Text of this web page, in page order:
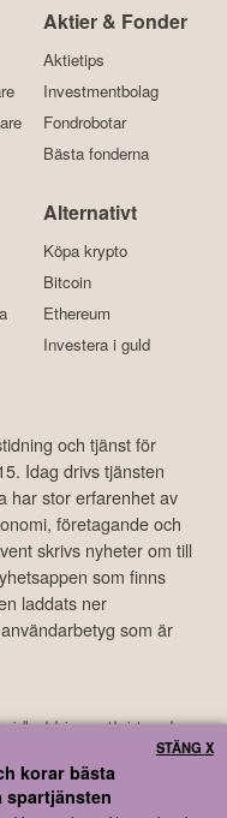
Aktier & Fonder
Aktietips
Investmentbolag
Fondrobotar
Bästa fonderna
Alternativt
Köpa krypto
Bitcoin
Ethereum
Investera i guld
och tjänst för
Idag drivs tjänsten
har stor erfarenhet av
företagande och
skrivs nyheter om till
som finns
laddats ner
som är
rådgivare, står inte under
Detta innebär att
eller indirekt härrörande
alltid fattas
korar bästa
spartjänsten
STÄNG X